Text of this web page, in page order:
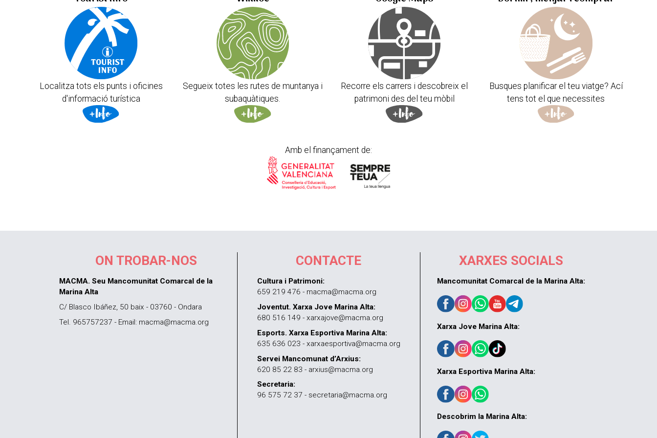
Localitza tots els punts i oficines
d'informació turística
Segueix totes les rutes de muntanya i
subaquàtiques.
Recorre els carrers i descobreix el
patrimoni des del teu mòbil
Busques planificar el teu viatge? Ací
tens tot el que necessites
Amb el finançament de:
ON TROBAR-NOS
MACMA. Seu Mancomunitat Comarcal de la
Marina Alta
C/ Blasco Ibáñez, 50 baix - 03760 - Ondara
Tel. 965757237 - Email: macma@macma.org
CONTACTE
Cultura i Patrimoni:
659 219 476 - macma@macma.org
Joventut. Xarxa Jove Marina Alta:
680 516 149 - xarxajove@macma.org
Esports. Xarxa Esportiva Marina Alta:
635 636 023 - xarxaesportiva@macma.org
Servei Mancomunat d’Arxius:
620 85 22 83 - arxius@macma.org
Secretaria:
96 575 72 37 - secretaria@macma.org
XARXES SOCIALS
Mancomunitat Comarcal de la Marina Alta:
Xarxa Jove Marina Alta:
Xarxa Esportiva Marina Alta:
Descobrim la Marina Alta: